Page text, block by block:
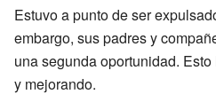
Estuvo a punto de ser
embargo, sus padres y
una segunda oportunidad.
y mejorando.